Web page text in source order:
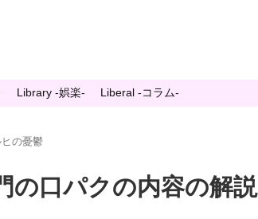
Library -娯楽- Liberal -コラム-
の憂鬱
の口パクの内容の解説